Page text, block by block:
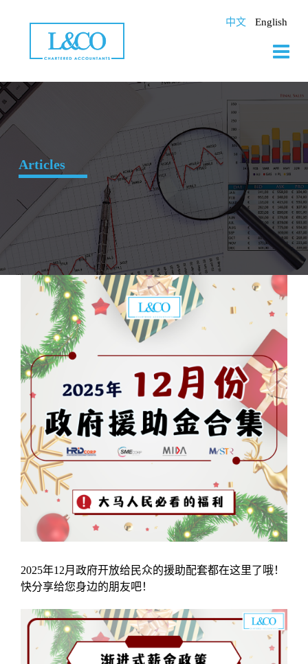
中文 English
Articles
2025年12月政府开放给民众的援助配套都在这里了哦！
快分享给您身边的朋友吧！